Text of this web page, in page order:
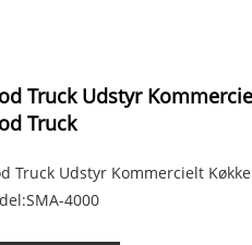
Truck Udstyr
Truck
Truck Udstyr Kommercielt
4000